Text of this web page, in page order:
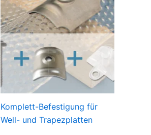
Komplett-Befestigung für
Well- und Trapezplatten